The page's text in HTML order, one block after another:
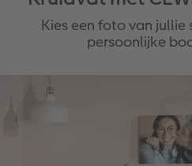
Kies een foto van jullie
persoonlijke